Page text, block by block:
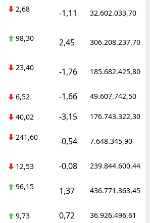
2,68 -1,11 32.602.033,70
98,30 2,45 306.208.237,70
23,40 -1,76 185.682.425,80
6,52 -1,66 49.607.742,50
40,02 -3,15 176.743.322,30
241,60 -0,54 7.648.345,90
12,53 -0,08 239.844.600,44
96,15 1,37 436.771.363,45
9,73 0,72 36.926.496,61